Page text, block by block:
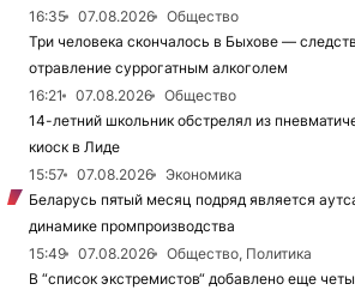
16:35
07.08.2026
Общество
Три человека скончалось в Быхове —
отравление суррогатным алкоголем
16:21
07.08.2026
Общество
14-летний школьник обстрелял из
киоск в Лиде
15:57
07.08.2026
Экономика
Беларусь пятый месяц подряд является
динамике промпроизводства
15:49
07.08.2026
Общество, Политика
В “список экстремистов“ добавлено еще